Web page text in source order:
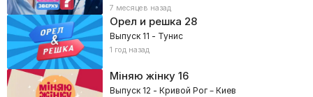
7 месяцев назад
Орел и решка 28
Выпуск 11 - Тунис
1 год назад
Міняю жінку16
Выпуск 12 - Кривой Рог – Киев